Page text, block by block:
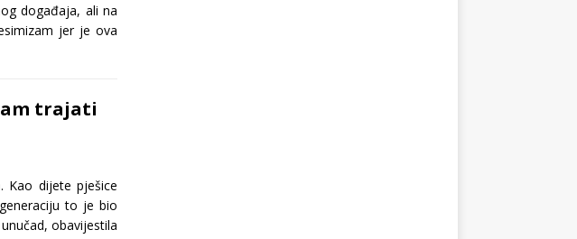
događaja, ali na
jer je ova
trajati
Kao dijete pješice
to je bio
obavijestila